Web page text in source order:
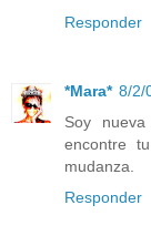
Responder
*Mara* 8/2/
Soy
encontre
mudanza.
Responder